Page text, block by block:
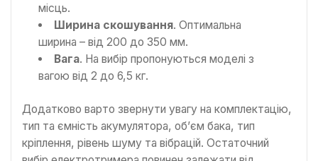
місць.
Ширина скошування. Оптимальна
ширина – від 200 до 350 мм.
Вага. На вибір пропонуються моделі з
вагою від 2 до 6,5 кг.
Додатково варто звернути увагу на комплектацію,
тип та ємність акумулятора, об’єм бака, тип
кріплення, рівень шуму та вібрацій. Остаточний